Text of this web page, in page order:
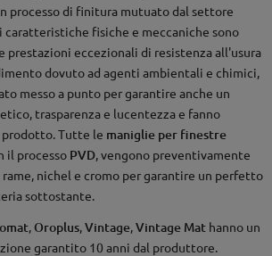
processo di finitura mutuato dal settore
fisiche e meccaniche sono
prestazioni eccezionali di resistenza all'usura
dovuto ad agenti ambientali e chimici,
messo a punto per garantire anche un
trasparenza e lucentezza e fanno
Tutte le maniglie per finestre
processo PVD, vengono preventivamente
nichel e cromo per garantire un perfetto
sottostante.
, Oroplus, Vintage, Vintage Mathanno un
garantito 10 anni dal produttore.